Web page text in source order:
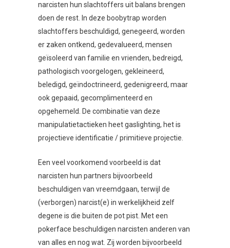
narcisten hun slachtoffers uit balans brengen
doen de rest. In deze boobytrap worden
slachtoffers beschuldigd, genegeerd, worden
er zaken ontkend, gedevalueerd, mensen
geïsoleerd van familie en vrienden, bedreigd,
pathologisch voorgelogen, gekleineerd,
beledigd, geïndoctrineerd, gedenigreerd, maar
ook gepaaid, gecomplimenteerd en
opgehemeld. De combinatie van deze
manipulatietactieken heet gaslighting, het is
projectieve identificatie / primitieve projectie.
Een veel voorkomend voorbeeld is dat
narcisten hun partners bijvoorbeeld
beschuldigen van vreemdgaan, terwijl de
(verborgen) narcist(e) in werkelijkheid zelf
degene is die buiten de pot pist. Met een
pokerface beschuldigen narcisten anderen van
van alles en nog wat. Zij worden bijvoorbeeld